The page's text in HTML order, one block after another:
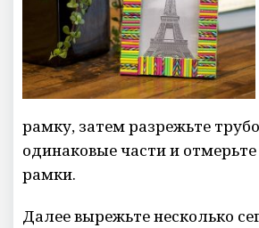
рамку, затем разрежьте
одинаковые части и
рамки.
Далее вырежьте несколько